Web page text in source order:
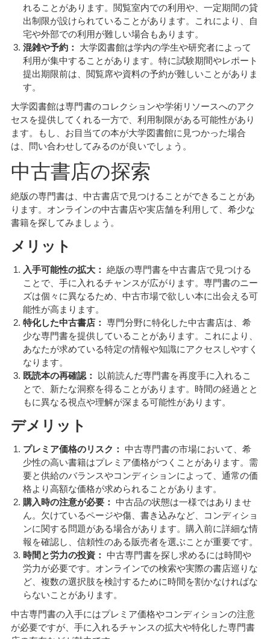
れることがあります。閲覧室内での利用や、一定期間の貸
出制限が設けられていることがあります。これにより、自
宅や外部での利用が難しい場合もあります。
混雑や予約：
大学図書館は学内の学生や研究者によって
利用が集中することがあります。特に試験期間やレポート
提出期限前は、閲覧席や資料の予約が難しいことがありま
す。
大学図書館は専門書のコレクションや学術リソースへのアク
セスを提供してくれる一方で、利用制限がある可能性があり
ます。もし、お目当ての本が大学図書館に見つかった場合
は、問い合わせしてみるのが良いでしょう。
中古書店の探索
絶版の専門書は、中古書店で見つけることができることがあ
ります。オンラインの中古書店や実店舗を利用して、希少な
書籍を探してみましょう。
メリット
入手可能性の拡大： 絶版の専門書を中古書店で見つける
ことで、手に入れるチャンスが広がります。専門書のニー
ズは個々に異なるため、中古市場で欲しい本に出会える可
能性が高まります。
特化した中古書店： 専門分野に特化した中古書店は、希
少な専門書を提供していることがあります。これにより、
あなたが求めている特定の情報や知識にアクセスしやすく
なります。
既読本の再確認：
以前読んだ専門書を再度手に入れるこ
とで、新たな洞察を得ることがあります。時間の経過とと
もに異なる視点や理解が深まる可能性があります。
デメリット
プレミア価格のリスク： 中古専門書の市場において、希
少性の高い書籍はプレミア価格がつくことがあります。需
要と供給のバランスやコンディションによって、通常の価
格より高額な価格が求められることがあります。
購入時の注意が必要： 中古品の状態は一様ではありませ
ん。欠けているページや傷、書き込みなど、コンディショ
ンに関する問題がある場合があります。購入前に詳細な情
報を確認し、信頼性のある販売者を選ぶことが重要です。
時間と労力の投資： 中古専門書を探し求めるには時間や
労力が必要です。オンラインでの検索や実際の書店巡りな
ど、複数の選択肢を検討するために時間を割かなければな
らないことがあります。
中古専門書の入手にはプレミア価格やコンディションの注意
が必要ですが、手に入れるチャンスの拡大や特化した専門書